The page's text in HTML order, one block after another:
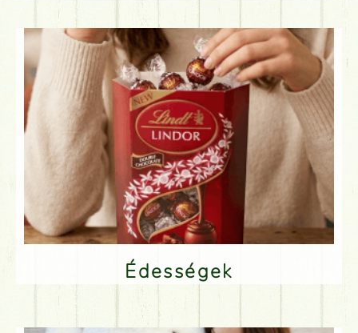
Édességek